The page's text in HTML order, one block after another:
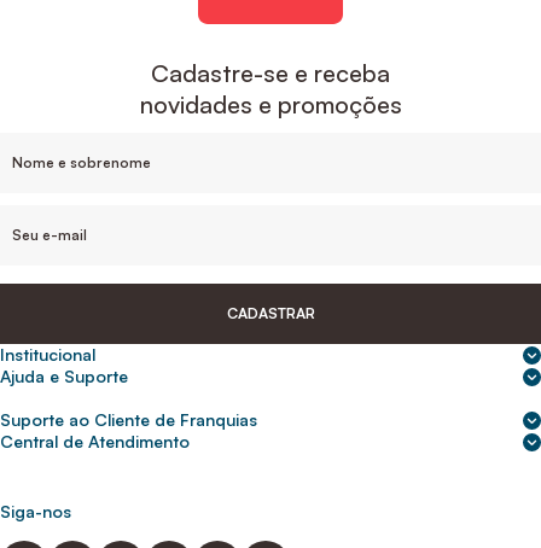
Cadastre-se e receba
novidades e promoções
CADASTRAR
Institucional
Sobre nós
Para empresas
Ajuda e Suporte
Frete e entrega
Política de Privacidade
Suporte ao Cliente de Franquias
2ª Via de Boletos - Crédito ABC
Central de Atendimento
(31) 9 9105-5920
Siga-nos